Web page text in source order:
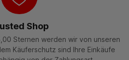
Shop
Sternen werden wir von unseren
Käuferschutz sind Ihre Einkäufe